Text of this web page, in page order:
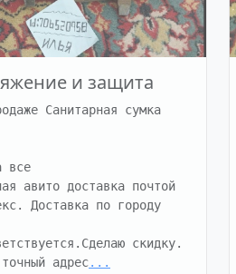
и защита
Санитарная сумка
все
авито доставка почтой
Доставка по городу
скидку.
адрес...